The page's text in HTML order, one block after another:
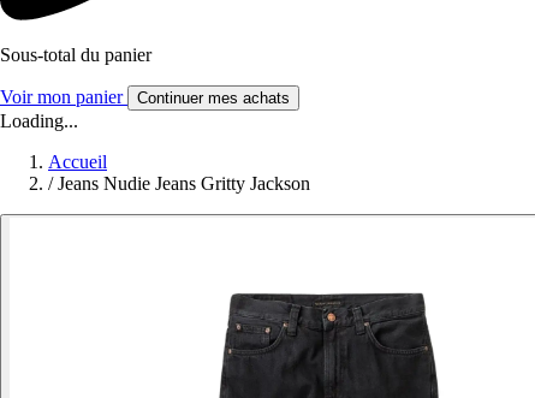
Sous-total du panier
Voir mon panier Continuer mes achats
Loading...
Accueil
/ Jeans Nudie Jeans Gritty Jackson